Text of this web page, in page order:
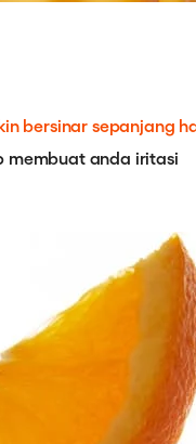
bersinar sepanjang
membuat anda iritasi